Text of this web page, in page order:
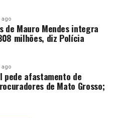
ago
de Mauro Mendes integra
milhões, diz Polícia
ago
pede afastamento de
de Mato Grosso;